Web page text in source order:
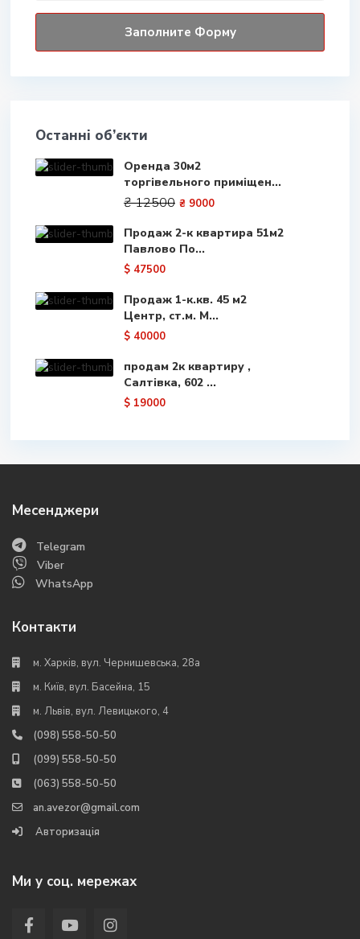
Останні об’єкти
Оренда 30м2
торгівельного приміщен...
₴ 12500 ₴ 9000
Продаж 2-к квартира 51м2
Павлово По...
$ 47500
Продаж 1-к.кв. 45 м2
Центр, ст.м. М...
$ 40000
продам 2к квартиру ,
Салтівка, 602 ...
$ 19000
Месенджери
Telegram
Viber
WhatsApp
Контакти
м. Харків, вул. Чернишевська, 28а
м. Київ, вул. Басейна, 15
м. Львів, вул. Левицького, 4
(098) 558-50-50
(099) 558-50-50
(063) 558-50-50
an.avezor@gmail.com
Авторизація
Ми у соц. мережах